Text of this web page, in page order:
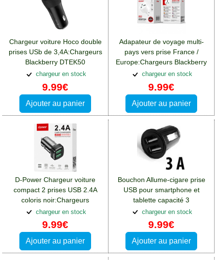
Chargeur voiture Hoco double
prises USb de 3,4A:Chargeurs
Blackberry DTEK50
chargeur en stock
9.99€
Ajouter au panier
Adapateur de voyage multi-
pays vers prise France /
Europe:Chargeurs Blackberry
DTEK50
chargeur en stock
9.99€
Ajouter au panier
D-Power Chargeur voiture
compact 2 prises USB 2.4A
coloris noir:Chargeurs
Blackberry DTEK50
chargeur en stock
9.99€
Ajouter au panier
Bouchon Allume-cigare prise
USB pour smartphone et
tablette capacité 3
Ampères:Chargeurs
Blackberry DTEK50
chargeur en stock
9.99€
Ajouter au panier